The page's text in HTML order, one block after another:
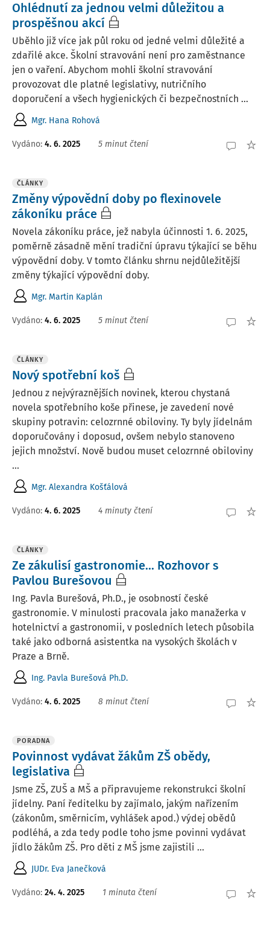
Ohlédnutí za jednou velmi důležitou a
prospěšnou akcí
Uběhlo již více jak půl roku od jedné velmi důležité a
zdařilé akce. Školní stravování není pro zaměstnance
jen o vaření. Abychom mohli školní stravování
provozovat dle platné legislativy, nutričního
doporučení a všech hygienických či bezpečnostních ...
Mgr. Hana Rohová
Vydáno: 4. 6. 2025 5 minut čtení
ČLÁNKY
Změny výpovědní doby po flexinovele
zákoníku práce
Novela zákoníku práce, jež nabyla účinnosti 1. 6. 2025,
poměrně zásadně mění tradiční úpravu týkající se běhu
výpovědní doby. V tomto článku shrnu nejdůležitější
změny týkající výpovědní doby.
Mgr. Martin Kaplán
Vydáno: 4. 6. 2025 5 minut čtení
ČLÁNKY
Nový spotřební koš
Jednou z nejvýraznějších novinek, kterou chystaná
novela spotřebního koše přinese, je zavedení nové
skupiny potravin: celozrnné obiloviny. Ty byly jídelnám
doporučovány i doposud, ovšem nebylo stanoveno
jejich množství. Nově budou muset celozrnné obiloviny
...
Mgr. Alexandra Košťálová
Vydáno: 4. 6. 2025 4 minuty čtení
ČLÁNKY
Ze zákulisí gastronomie... Rozhovor s
Pavlou Burešovou
Ing. Pavla Burešová, Ph.D., je osobností české
gastronomie. V minulosti pracovala jako manažerka v
hotelnictví a gastronomii, v posledních letech působila
také jako odborná asistentka na vysokých školách v
Praze a Brně.
Ing. Pavla Burešová Ph.D.
Vydáno: 4. 6. 2025 8 minut čtení
PORADNA
Povinnost vydávat žákům ZŠ obědy,
legislativa
Jsme ZŠ, ZUŠ a MŠ a připravujeme rekonstrukci školní
jídelny. Paní ředitelku by zajímalo, jakým nařízením
(zákonům, směrnicím, vyhlášek apod.) výdej obědů
podléhá, a zda tedy podle toho jsme povinni vydávat
jídlo žákům ZŠ. Pro děti z MŠ jsme zajistili ...
JUDr. Eva Janečková
Vydáno: 24. 4. 2025 1 minuta čtení